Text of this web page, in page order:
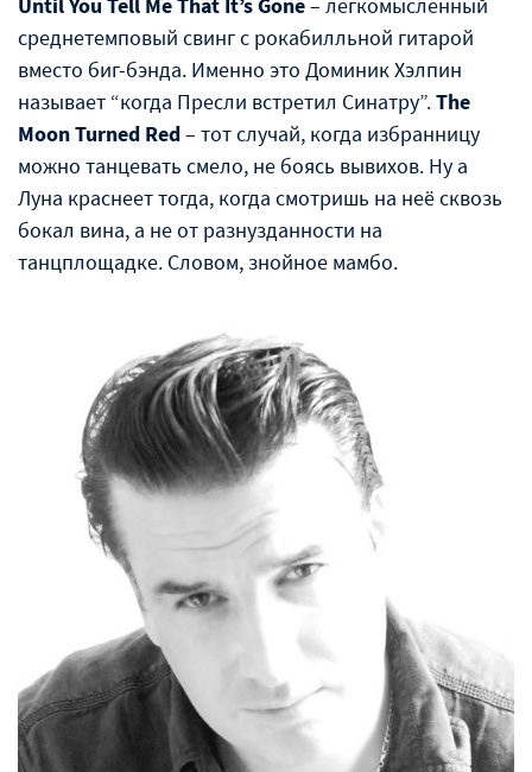
среднетемповый свинг с рокабилльной гитарой
вместо биг-бэнда. Именно это Доминик Хэлпин
называет “когда Пресли встретил Синатру”.The
Moon Turned Red– тот случай, когда избранницу
можно танцевать смело, не боясь вывихов. Ну а
Луна краснеет тогда, когда смотришь на неë сквозь
бокал вина, а не от разнузданности на
танцплощадке. Словом, знойное мамбо.